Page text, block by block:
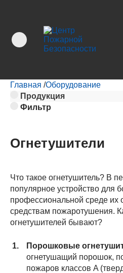
Главная /Оборудование
Продукция
Фильтр
Огнетушители
Что такое огнетушитель? В
популярное устройство для
профессиональной среде их
средствам пожаротушения.
огнетушителей бывают?
Порошковые
огнетушащий порошок,
пожаров классов A